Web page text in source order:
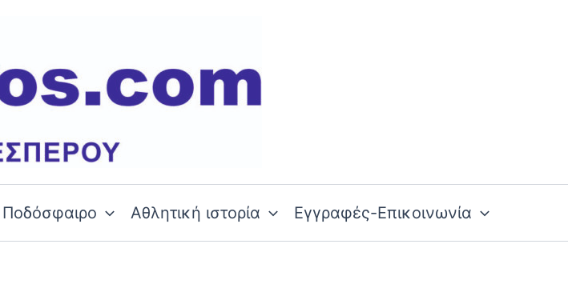
Ποδόσφαιρο Αθλητική ιστορία Εγγραφές-Επικοινωνία